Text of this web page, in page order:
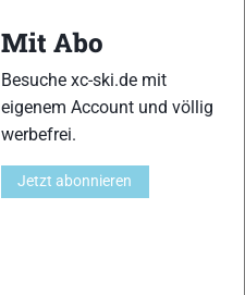
10
Mit Abo
Besuche xc-ski.de mit
eigenem Account und völlig
werbefrei.
Jetzt abonnieren